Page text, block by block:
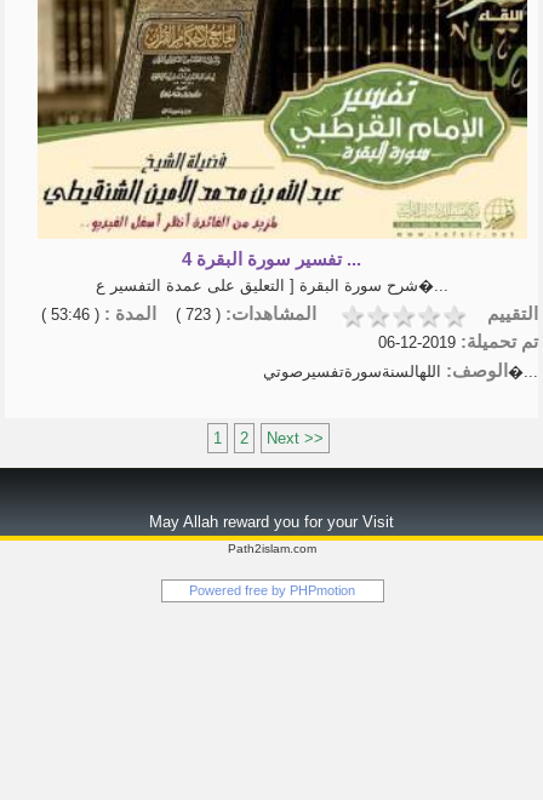
تفسير سورة البقرة 4 ...
شرح سورة البقرة [ التعليق على عمدة التفسير ع�...
التقييم المشاهدات: ( 723 ) المدة : ( 53:46 )
تم تحميلة: 2019-12-06
الوصف: اللهالسنةسورةتفسيرصوتي�...
1 2 Next >>
May Allah reward you for your Visit
Path2islam.com
Powered free by PHPmotion